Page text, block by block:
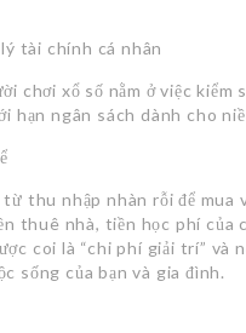
tài chính cá nhân
chơi xổ số nằm ở việc
ngân sách dành cho
thu nhập nhàn rỗi để
thuê nhà, tiền học phí của
coi là “chi phí giải trí”
sống của bạn và gia đình.